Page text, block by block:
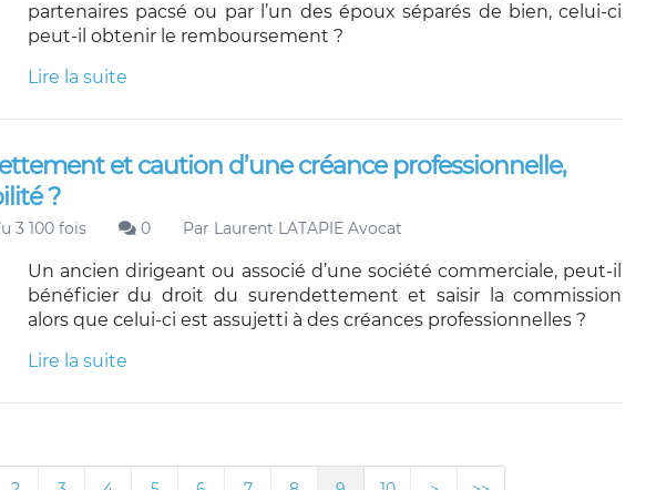
partenaires pacsé ou par l’un des époux séparés de bien, celui-ci
peut-il obtenir le remboursement ?
Lire la suite
et caution d’une créance professionnelle,
?
3 100 fois 0 Par Laurent LATAPIE Avocat
Un ancien dirigeant ou associé d’une société commerciale, peut-il
bénéficier du droit du surendettement et saisir la commission
alors que celui-ci est assujetti à des créances professionnelles ?
Lire la suite